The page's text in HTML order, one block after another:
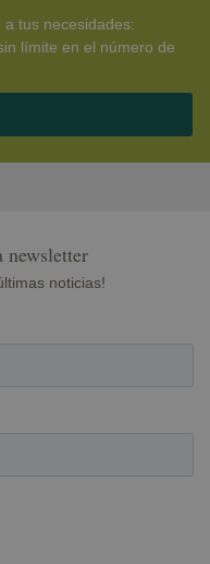
tus necesidades:
límite en el número de
newsletter
noticias!